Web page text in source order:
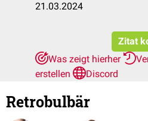
21.03.2024
Zitat
Was zeigt hierher
erstellen
Discord
Retrobulbär